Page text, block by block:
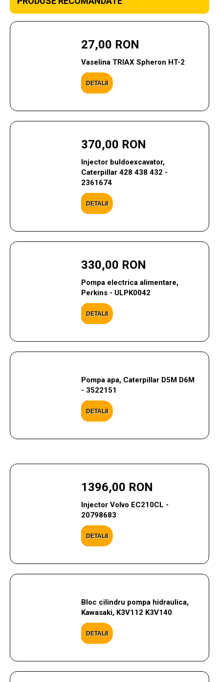
27,00 RON
Vaselina TRIAX Spheron HT-2
DETALII
370,00 RON
Injector buldoexcavator,
Caterpillar 428 438 432 -
2361674
DETALII
330,00 RON
Pompa electrica alimentare,
Perkins - ULPK0042
DETALII
Pompa apa, Caterpillar D5M D6M
- 3522151
DETALII
1396,00 RON
Injector Volvo EC210CL -
20798683
DETALII
Bloc cilindru pompa hidraulica,
Kawasaki, K3V112 K3V140
DETALII